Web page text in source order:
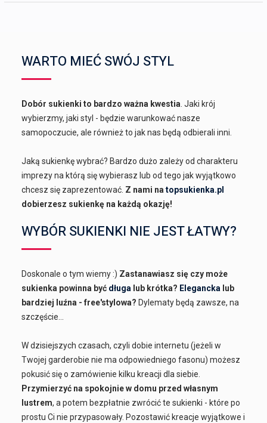
WARTO MIEĆ SWÓJ STYL
Dobór sukienki to bardzo ważna kwestia . Jaki krój
wybierzmy, jaki styl - będzie warunkować nasze
samopoczucie, ale również to jak nas będą odbierali inni.
Jaką sukienkę wybrać? Bardzo dużo zależy od charakteru
imprezy na którą się wybierasz lub od tego jak wyjątkowo
chcesz się zaprezentować. Z nami natopsukienka.pl
dobierzesz sukienkę na każdą okazję!
WYBÓR SUKIENKI NIE JEST ŁATWY?
Doskonale o tym wiemy :) Zastanawiasz się czy może
sukienka powinna być długa lub krótka? Elegancka lub
bardziej luźna - free'stylowa? Dylematy będą zawsze, na
szczęście...
W dzisiejszych czasach, czyli dobie internetu (jeżeli w
Twojej garderobie nie ma odpowiedniego fasonu) możesz
pokusić się o zamówienie kilku kreacji dla siebie.
Przymierzyć na spokojnie w domu przed własnym
lustrem, a potem bezpłatnie zwrócić te sukienki - które po
prostu Ci nie przypasowały. Pozostawić kreacje wyjątkowe i